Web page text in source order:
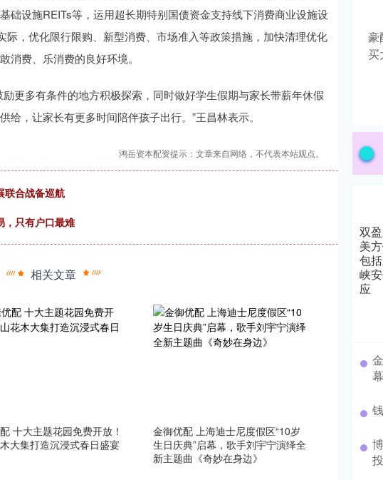
础设施REITs等，运用超长期特别国债资金支持线下消费商业设施设
际，优化限行限购、新型消费、市场准入等政策措施，加快清理优化
消费、乐消费的良好环境。
多有条件的地方积极探索，同时做好学生假期与家长带薪年休假
，让家长有更多时间陪伴孩子出行。”王昌林表示。
鸿岳资本配资提示：文章来自网络，不代表本站观点。
联合战备巡航
，只有户口最难
相关文章
十大主题花园免费开放！
大集打造沉浸式春日盛宴
金御优配 上海迪士尼度假区“10岁
生日庆典”启幕，歌手刘宇宁演绎全
新主题曲《奇妙在身边》
豪
买
双
美
包
峡
应
投